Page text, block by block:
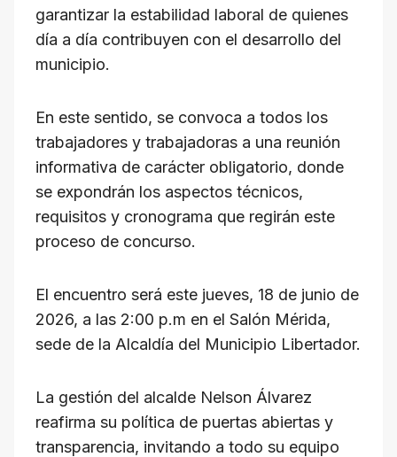
garantizar la estabilidad laboral de quienes
día a día contribuyen con el desarrollo del
municipio.
En este sentido, se convoca a todos los
trabajadores y trabajadoras a una reunión
informativa de carácter obligatorio, donde
se expondrán los aspectos técnicos,
requisitos y cronograma que regirán este
proceso de concurso.
El encuentro será este jueves, 18 de junio de
2026, a las 2:00 p.m en el Salón Mérida,
sede de la Alcaldía del Municipio Libertador.
La gestión del alcalde Nelson Álvarez
reafirma su política de puertas abiertas y
transparencia, invitando a todo su equipo